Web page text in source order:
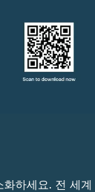
하세요. 전 세계